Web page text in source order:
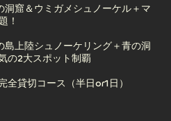
島上陸＆サンゴ礁シュノーケル＋
洞窟＆ウミガメシュノーケル＋マ
！
窟＆ウミガメシュノーケル＋マ
島上陸シュノーケリング＋青の洞
の2大スポット制覇
2大スポット制覇
貸切コース（半日or1日）
貸切コース（半日or1日）